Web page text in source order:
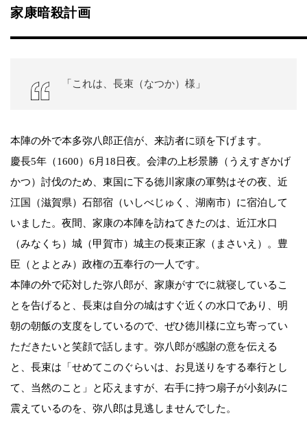
家康暗殺計画
「これは、長束（なつか）様」
本陣の外で本多弥八郎正信が、来訪者に頭を下げます。
慶長5年（1600）6月18日夜。会津の上杉景勝（うえすぎかげ
かつ）討伐のため、東国に下る徳川家康の軍勢はその夜、近
江国（滋賀県）石部宿（いしべじゅく、湖南市）に宿泊して
いました。夜間、家康の本陣を訪ねてきたのは、近江水口
（みなくち）城（甲賀市）城主の長束正家（まさいえ）。豊
臣（とよとみ）政権の五奉行の一人です。
本陣の外で応対した弥八郎が、家康がすでに就寝しているこ
とを告げると、長束は自分の城はすぐ近くの水口であり、明
朝の朝飯の支度をしているので、ぜひ徳川様に立ち寄ってい
ただきたいと笑顔で話します。弥八郎が感謝の意を伝える
と、長束は「せめてこのぐらいは、お見送りをする奉行とし
て、当然のこと」と応えますが、右手に持つ扇子が小刻みに
震えているのを、弥八郎は見逃しませんでした。